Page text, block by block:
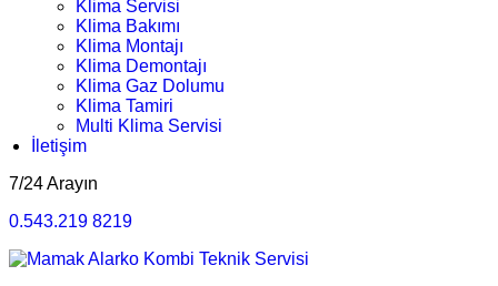
Klima Servisi
Klima Bakımı
Klima Montajı
Klima Demontajı
Klima Gaz Dolumu
Klima Tamiri
Multi Klima Servisi
İletişim
7/24 Arayın
0.543.219 8219